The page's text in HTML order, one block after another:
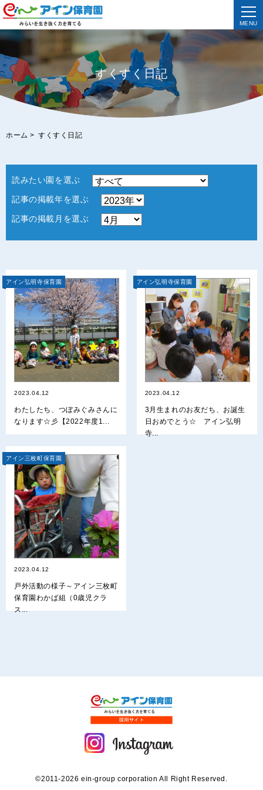
MENU
すくすく日記
ホーム > すくすく日記
読みたい園を選ぶ
記事の掲載年を選ぶ
記事の掲載月を選ぶ
アイン弘明寺保育園
2023.04.12
わたしたち、つぼみぐみさんに
なります☆彡【2022年度1...
アイン弘明寺保育園
2023.04.12
3月生まれのお友だち、お誕生
日おめでとう☆ アイン弘明
寺...
アイン三枚町保育園
2023.04.12
戸外活動の様子～アイン三枚町
保育園わかば組（0歳児クラ
ス...
©2011-2026 ein-group corporation All Right Reserved.